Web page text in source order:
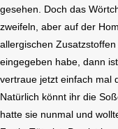
gesehen. Doch das
zweifeln, aber auf der
allergischen
eingegeben habe, dann
vertraue jetzt einfach mal
Natürlich könnt ihr die
hatte sie nunmal und